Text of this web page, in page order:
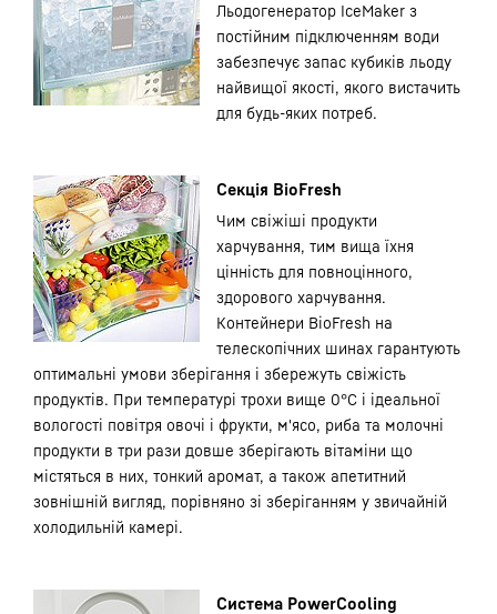
Льодогенератор IceMaker з
постійним підключенням води
забезпечує запас кубиків льоду
найвищої якості, якого вистачить
для будь-яких потреб.
Секція BioFresh
Чим свіжіші продукти
харчування, тим вища їхня
цінність для повноцінного,
здорового харчування.
Контейнери BioFresh на
телескопічних шинах гарантують
оптимальні умови зберігання і збережуть свіжість
продуктів. При температурі трохи вище 0°C і ідеальної
вологості повітря овочі і фрукти, м'ясо, риба та молочні
продукти в три рази довше зберігають вітаміни що
містяться в них, тонкий аромат, а також апетитний
зовнішній вигляд, порівняно зі зберіганням у звичайній
холодильній камері.
Система PowerCooling